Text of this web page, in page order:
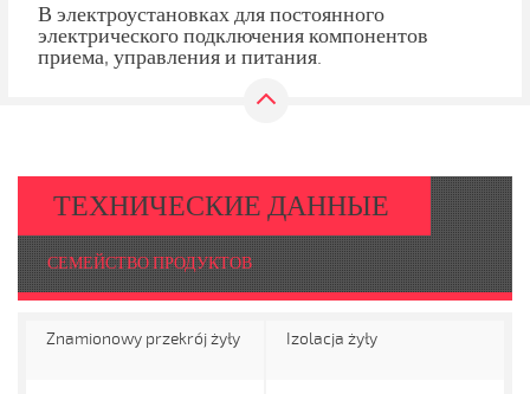
В электроустановках для постоянного
электрического подключения компонентов
приема, управления и питания.
ТЕХНИЧЕСКИЕ ДАННЫЕ
СЕМЕЙСТВО ПРОДУКТОВ
Znamionowy przekrój żyły Izolacja żyły